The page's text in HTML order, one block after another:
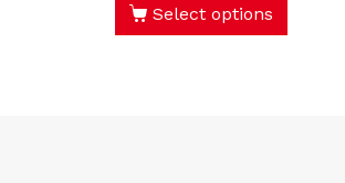
Select options